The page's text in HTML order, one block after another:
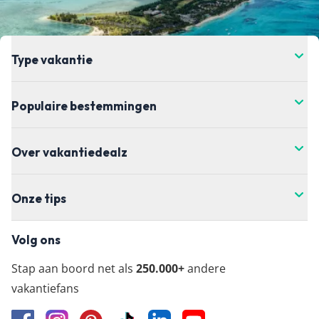
Type vakantie
Populaire bestemmingen
Over vakantiedealz
Onze tips
Volg ons
Stap aan boord net als 250.000+andere
vakantiefans